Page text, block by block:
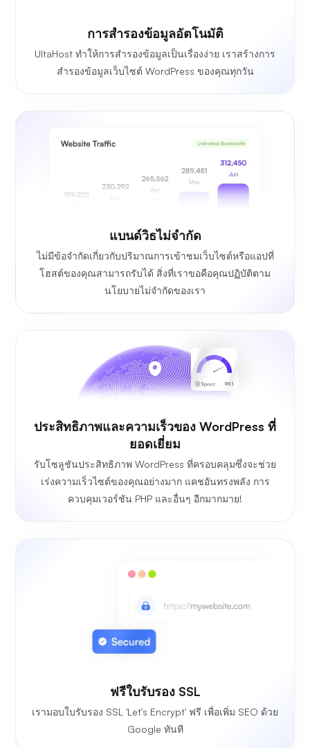
การสำรองข้อมูลอัตโนมัติ
UltaHost ทำให้การสำรองข้อมูลเป็นเรื่องง่าย เราสร้างการ
สำรองข้อมูลเว็บไซต์ WordPress ของคุณทุกวัน
แบนด์วิธไม่จำกัด
ไม่มีข้อจำกัดเกี่ยวกับปริมาณการเข้าชมเว็บไซต์หรือแอปที่
โฮสต์ของคุณสามารถรับได้ สิ่งที่เราขอคือคุณปฏิบัติตาม
นโยบายไม่จำกัดของเรา
ประสิทธิภาพและความเร็วของ WordPress ที่
ยอดเยี่ยม
รับโซลูชันประสิทธิภาพ WordPress ที่ครอบคลุมซึ่งจะช่วย
เร่งความเร็วไซต์ของคุณอย่างมาก แคชอันทรงพลัง การ
ควบคุมเวอร์ชัน PHP และอื่นๆ อีกมากมาย!
ฟรีใบรับรอง SSL
เรามอบใบรับรอง SSL 'Let's Encrypt' ฟรี เพื่อเพิ่ม SEO ด้วย
Google ทันที